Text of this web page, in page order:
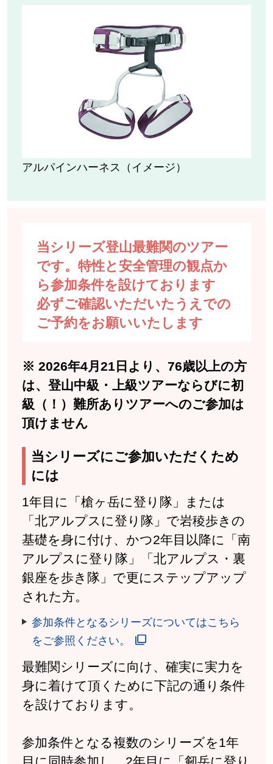
アルパインハーネス（イメージ）
当シリーズ登山最難関のツアー
です。特性と安全管理の観点か
ら参加条件を設けております
必ずご確認いただいたうえでの
ご予約をお願いいたします
※ 2026年4月21日より、76歳以上の方
は、登山中級・上級ツアーならびに初
級（！）難所ありツアーへのご参加は
頂けません
当シリーズにご参加いただくため
には
1年目に「槍ヶ岳に登り隊」または
「北アルプスに登り隊」で岩稜歩きの
基礎を身に付け、かつ2年目以降に「南
アルプスに登り隊」「北アルプス・裏
銀座を歩き隊」で更にステップアップ
された方。
参加条件となるシリーズについてはこちら
をご参照ください。
最難関シリーズに向け、確実に実力を
身に着けて頂くために下記の通り条件
を設けております。
参加条件となる複数のシリーズを1年
目に同時参加し、2年目に「剱岳に登り